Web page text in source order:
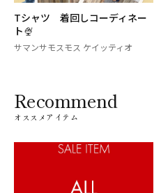
Tシャツ 着回しコーディネー
ト🍨
サマンサモスモス ケイッティオ
Recommend
オススメアイテム